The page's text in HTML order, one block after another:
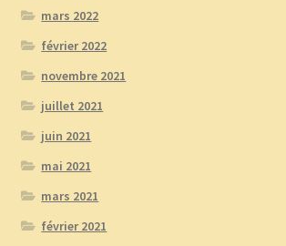
mars 2022
février 2022
novembre 2021
juillet 2021
juin 2021
mai 2021
mars 2021
février 2021